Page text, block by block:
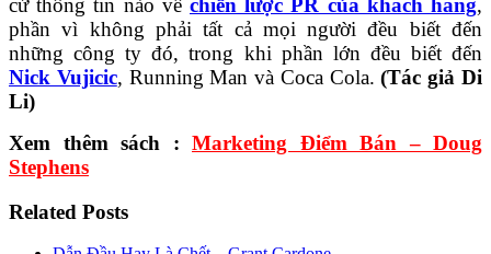
cứ thông tin nào về chiến lược PR của khách hàng,
phần vì không phải tất cả mọi người đều biết đến
những công ty đó, trong khi phần lớn đều biết đến
Nick Vujicic, Running Man và Coca Cola.(Tác giả Di
Li)
Xem thêm sách : Marketing Điểm Bán – Doug
Stephens
Related Posts